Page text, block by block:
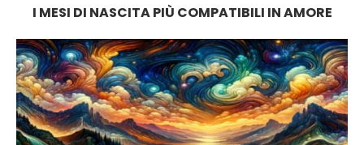
I MESI DI NASCITA PIÙ COMPATIBILI IN AMORE